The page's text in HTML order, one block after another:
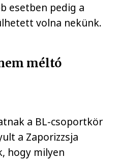
esetben pedig a
volna nekünk.
méltó
a BL-csoportkör
a Zaporizzsja
hogy milyen